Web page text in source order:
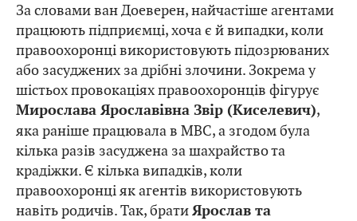
За словами ван Доеверен, найчастіше агентами
працюють підприємці, хоча є й випадки, коли
правоохоронці використовують підозрюваних
або засуджених за дрібні злочини. Зокрема у
шістьох провокаціях правоохоронців фігурує
Мирослава Ярославівна Звір (Киселевич),
яка раніше працювала в МВС, а згодом була
кілька разів засуджена за шахрайство та
крадіжки. Є кілька випадків, коли
правоохоронці як агентів використовують
навіть родичів. Так, братиЯрослав та